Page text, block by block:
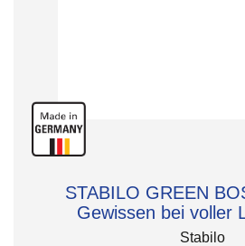
STABILO GREEN
Gewissen bei voller
Stabilo